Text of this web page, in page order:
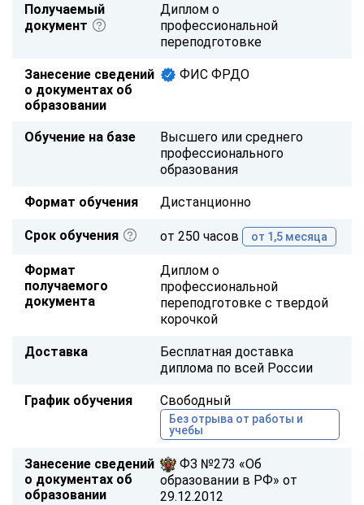
Получаемый
документ
Диплом о
профессиональной
переподготовке
Занесение сведений
о документах об
образовании
ФИС ФРДО
Обучение на базе
Высшего или среднего
профессионального
образования
Формат обучения Дистанционно
Срок обучения от 250 часов от 1,5 месяца
Формат
получаемого
документа
Диплом о
профессиональной
переподготовке с твердой
корочкой
Доставка
Бесплатная доставка
диплома по всей России
График обучения Свободный
Без отрыва от работы и
учебы
Занесение сведений
о документах об
образовании
ФЗ №273 «Об
образовании в РФ» от
29.12.2012